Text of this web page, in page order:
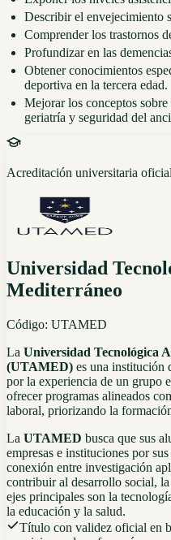
Describir el envejecimiento
Comprender los trastornos
Profundizar en las
Obtener conocimientos
deportiva en la tercera edad.
Mejorar los conceptos
geriatría y seguridad del
Acreditación universitaria oficial
Universidad
Mediterráneo
Código: UTAMED
La Universidad Tecnológica
(UTAMED) es una institución
por la experiencia de un grupo
ofrecer programas alineados
laboral, priorizando la
La UTAMED busca que sus
empresas e instituciones por
conexión entre investigación
contribuir al desarrollo social,
ejes principales son la
la educación y la salud.
Título con validez oficial en